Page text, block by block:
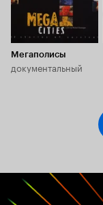
Мегаполисы
документальный